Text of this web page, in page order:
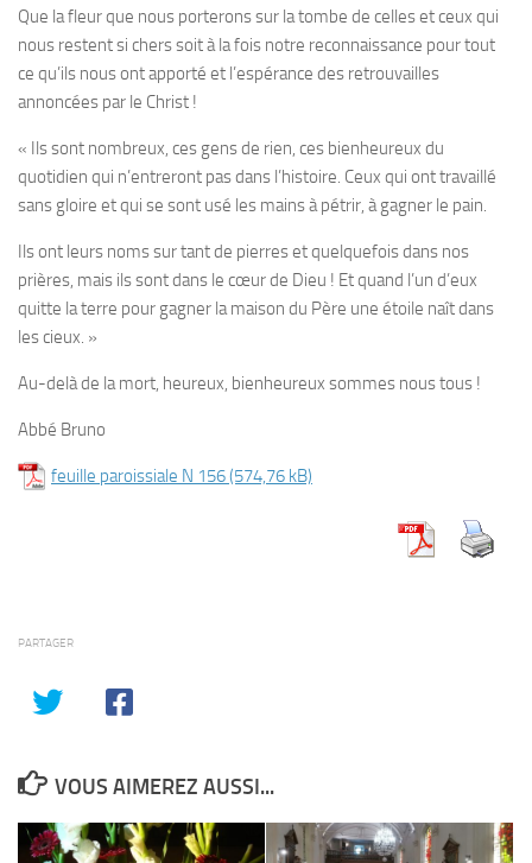
Que la fleur que nous porterons sur la tombe de celles et ceux qui
nous restent si chers soit à la fois notre reconnaissance pour tout
ce qu’ils nous ont apporté et l’espérance des retrouvailles
annoncées par le Christ !
« Ils sont nombreux, ces gens de rien, ces bienheureux du
quotidien qui n’entreront pas dans l’histoire. Ceux qui ont travaillé
sans gloire et qui se sont usé les mains à pétrir, à gagner le pain.
Ils ont leurs noms sur tant de pierres et quelquefois dans nos
prières, mais ils sont dans le cœur de Dieu ! Et quand l’un d’eux
quitte la terre pour gagner la maison du Père une étoile naît dans
les cieux. »
Au-delà de la mort, heureux, bienheureux sommes nous tous !
Abbé Bruno
feuille paroissiale N 156
PARTAGER
VOUS AIMEREZ AUSSI...